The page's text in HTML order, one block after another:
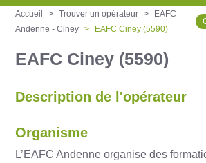
Accueil Trouver un opérateur
EAFC
Andenne - Ciney
EAFC Ciney (5590)
EAFC Ciney (5590)
Description de l'opérateur
Organisme
L’EAFC Andenne organise des